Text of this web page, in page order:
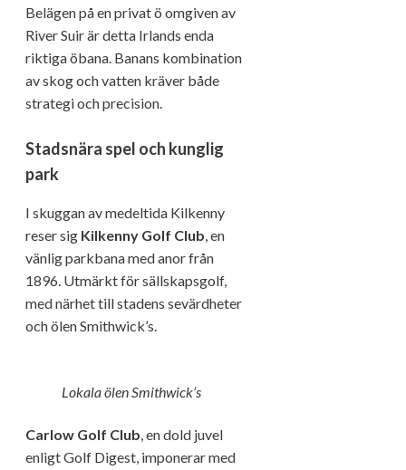
Belägen på en privat ö omgiven av
River Suir är detta Irlands enda
riktiga öbana. Banans kombination
av skog och vatten kräver både
strategi och precision.
Stadsnära spel och kunglig
park
I skuggan av medeltida Kilkenny
reser sig Kilkenny Golf Club, en
vänlig parkbana med anor från
1896. Utmärkt för sällskapsgolf,
med närhet till stadens sevärdheter
och ölen Smithwick’s.
Lokala ölen Smithwick’s
Carlow Golf Club, en dold juvel
enligt Golf Digest, imponerar med